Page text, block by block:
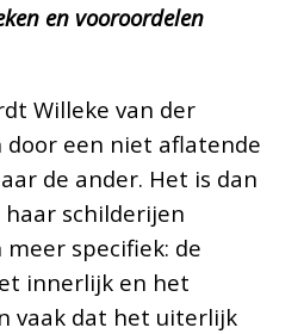
en vooroordelen
Willeke van der
door een niet aflatende
de ander. Het is dan
schilderijen
specifiek: de
innerlijk en het
vaak dat het uiterlijk